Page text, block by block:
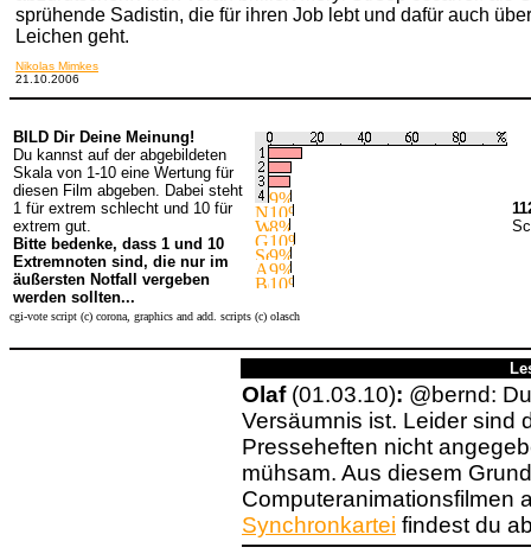
sprühende Sadistin, die für ihren Job lebt und dafür auch über
Leichen geht.
Nikolas Mimkes
21.10.2006
BILD Dir Deine Meinung!
Du kannst auf der abgebildeten
Skala von 1-10 eine Wertung für
diesen Film abgeben. Dabei steht
1 für extrem schlecht und 10 für
extrem gut.
Bitte bedenke, dass 1 und 10
Extremnoten sind, die nur im
äußersten Notfall vergeben
werden sollten...
cgi-vote script (c) corona, graphics and add. scripts (c) olasch
Olaf(01.03.10): @bernd:
Versäumnis ist. Leider sind
Presseheften nicht
mühsam. Aus diesem
Computeranimationsfilmen
Synchronkartei findest du